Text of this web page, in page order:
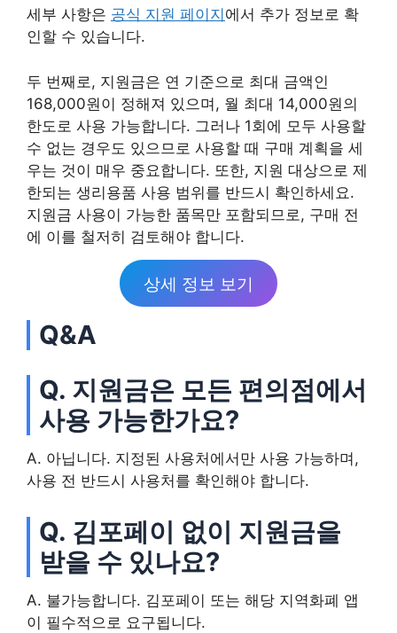
세부 사항은 공식 지원 페이지 에서 추가 정보로 확
인할 수 있습니다.
두 번째로, 지원금은 연 기준으로 최대 금액인
168,000원이 정해져 있으며, 월 최대 14,000원의
한도로 사용 가능합니다. 그러나 1회에 모두 사용할
수 없는 경우도 있으므로 사용할 때 구매 계획을 세
우는 것이 매우 중요합니다. 또한, 지원 대상으로 제
한되는 생리용품 사용 범위를 반드시 확인하세요.
지원금 사용이 가능한 품목만 포함되므로, 구매 전
에 이를 철저히 검토해야 합니다.
상세 정보 보기
Q&A
Q. 지원금은 모든 편의점에서
사용 가능한가요?
A. 아닙니다. 지정된 사용처에서만 사용 가능하며,
사용 전 반드시 사용처를 확인해야 합니다.
Q. 김포페이 없이 지원금을
받을 수 있나요?
A. 불가능합니다. 김포페이 또는 해당 지역화폐 앱
이 필수적으로 요구됩니다.